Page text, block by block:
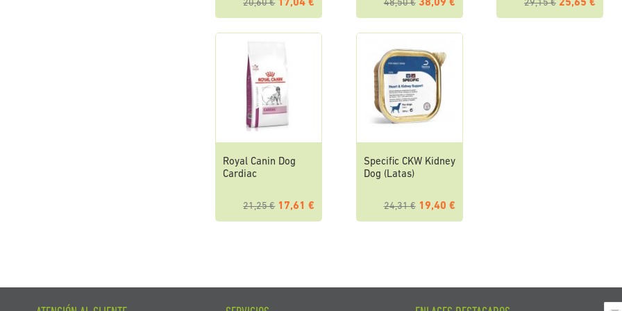
20,60 € 17,04 € 48,50 € 38,09 €
29,15 € 25,65 €
Royal Canin Dog
Cardiac
21,25 € 17,61 €
Specific CKW Kidney
Dog (Latas)
24,31 € 19,40 €